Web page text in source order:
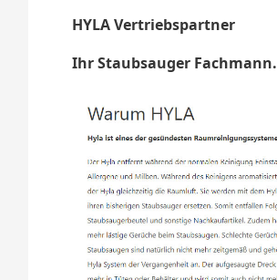
HYLA Vertriebspartner
Ihr Staubsauger Fachmann.